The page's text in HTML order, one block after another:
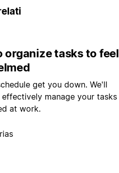
organize tasks to feel
get you down. We'll
manage your tasks
at work.